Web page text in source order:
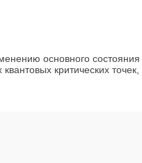
основного
критических точек,